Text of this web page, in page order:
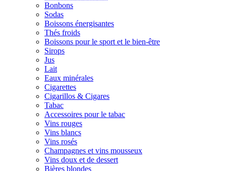
Bonbons
Sodas
Boissons énergisantes
Thés froids
Boissons pour le sport et le bien-être
Sirops
Jus
Lait
Eaux minérales
Cigarettes
Cigarillos & Cigares
Tabac
Accessoires pour le tabac
Vins rouges
Vins blancs
Vins rosés
Champagnes et vins mousseux
Vins doux et de dessert
Bières blondes